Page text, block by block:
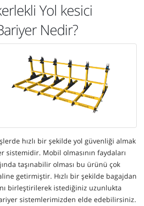
Yol kesici
Nedir?
hızlı bir şekilde yol güvenliği almak
sistemidir. Mobil olmasının faydaları
taşınabilir olması bu ürünü çok
getirmiştir. Hızlı bir şekilde bagajdan
birleştirilerek istediğiniz uzunlukta
sistemlerimizden elde edebilirsiniz.